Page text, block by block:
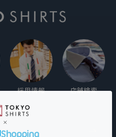
採用情報 店舗検索